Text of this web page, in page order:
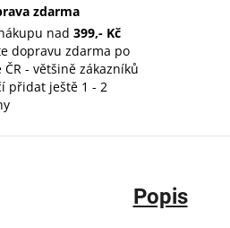
zdarma
nad 399,- Kč
dopravu zdarma po
ČR - většině zákazníků
přidat ještě 1 - 2
Popis